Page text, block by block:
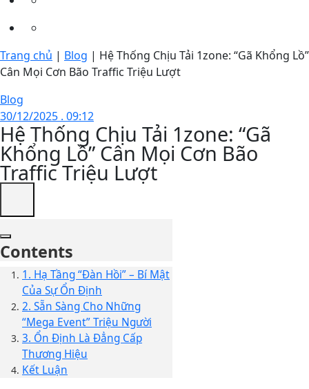
Trang chủ | Blog | Hệ Thống Chịu Tải 1zone: “Gã Khổng Lồ”
Cân Mọi Cơn Bão Traffic Triệu Lượt
Blog
30/12/2025 . 09:12
Hệ Thống Chịu Tải 1zone: “Gã
Khổng Lồ” Cân Mọi Cơn Bão
Traffic Triệu Lượt
Contents
1. Hạ Tầng “Đàn Hồi” – Bí Mật
Của Sự Ổn Định
2. Sẵn Sàng Cho Những
“Mega Event” Triệu Người
3. Ổn Định Là Đẳng Cấp
Thương Hiệu
Kết Luận